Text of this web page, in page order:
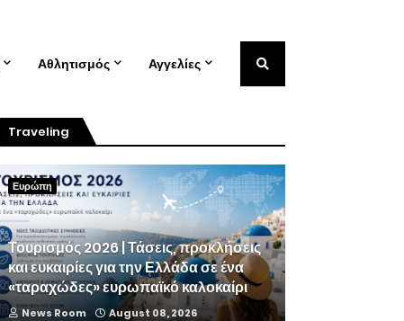
Αθλητισμός Αγγελίες
Traveling
Ευρώπη
Τουρισμός 2026 | Τάσεις, προκλήσεις
και ευκαιρίες για την Ελλάδα σε ένα
«ταραχώδες» ευρωπαϊκό καλοκαίρι
News Room August 08, 2026